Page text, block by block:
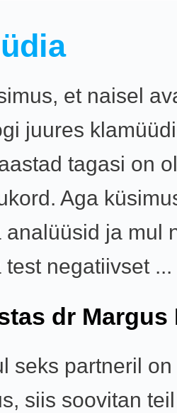
et naisel
juures
tagasi on
Aga
analüüsid ja mul
negatiivset ...
dr Margus
seks partneril
siis soovitan